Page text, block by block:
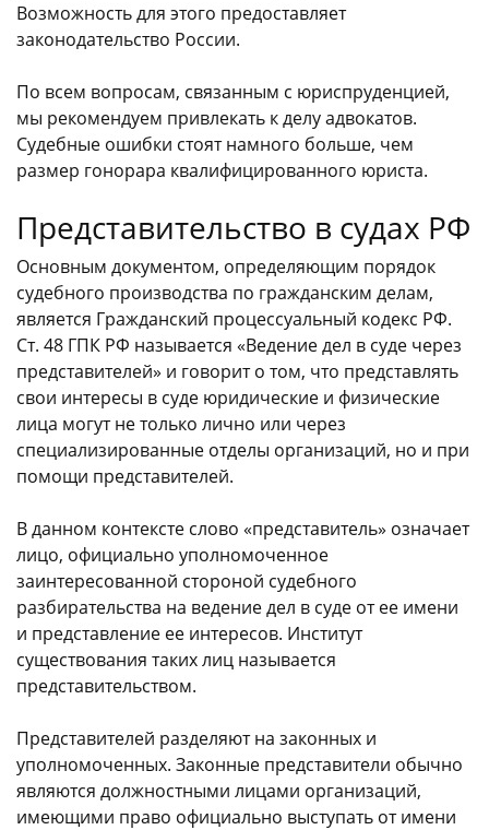
Возможность для этого предоставляет
законодательство России.
По всем вопросам, связанным с юриспруденцией,
мы рекомендуем привлекать к делу адвокатов.
Судебные ошибки стоят намного больше, чем
размер гонорара квалифицированного юриста.
Представительство в судах РФ
Основным документом, определяющим порядок
судебного производства по гражданским делам,
является Гражданский процессуальный кодекс РФ.
Ст. 48 ГПК РФ называется «Ведение дел в суде через
представителей» и говорит о том, что представлять
свои интересы в суде юридические и физические
лица могут не только лично или через
специализированные отделы организаций, но и при
помощи представителей.
В данном контексте слово «представитель» означает
лицо, официально уполномоченное
заинтересованной стороной судебного
разбирательства на ведение дел в суде от ее имени
и представление ее интересов. Институт
существования таких лиц называется
представительством.
Представителей разделяют на законных и
уполномоченных. Законные представители обычно
являются должностными лицами организаций,
имеющими право официально выступать от имени